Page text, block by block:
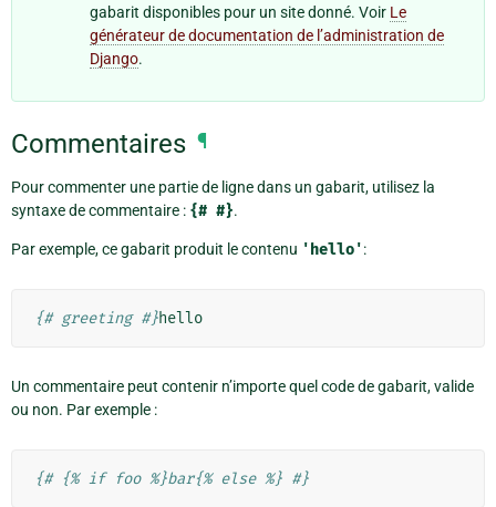
gabarit disponibles pour un site donné. Voir Le
générateur de documentation de l’administration de
Django.
Commentaires ¶
Pour commenter une partie de ligne dans un gabarit, utilisez la
syntaxe de commentaire : {# #}.
Par exemple, ce gabarit produit le contenu 'hello':
{# greeting #}
Un commentaire peut contenir n’importe quel code de gabarit, valide
ou non. Par exemple :
{# {% if foo %}bar{% else %} #}